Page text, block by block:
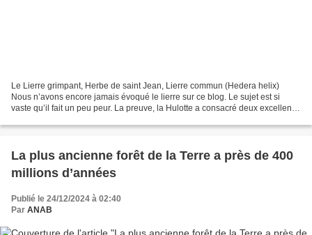
Le Lierre grimpant, Herbe de saint Jean, Lierre commun (Hedera helix)
Nous n’avons encore jamais évoqué le lierre sur ce blog. Le sujet est si
vaste qu’il fait un peu peur. La preuve, la Hulotte a consacré deux excellents
La plus ancienne forêt de la Terre a près de 400
millions d’années
Publié le 24/12/2024 à 02:40
Par ANAB